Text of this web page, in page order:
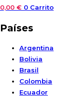
0,00 € 0 Carrito
Países
Argentina
Bolivia
Brasil
Colombia
Ecuador